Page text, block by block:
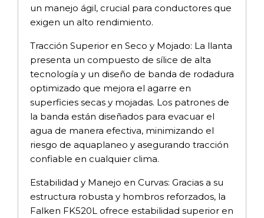
un manejo ágil, crucial para conductores que
exigen un alto rendimiento.
Tracción Superior en Seco y Mojado: La llanta
presenta un compuesto de sílice de alta
tecnología y un diseño de banda de rodadura
optimizado que mejora el agarre en
superficies secas y mojadas. Los patrones de
la banda están diseñados para evacuar el
agua de manera efectiva, minimizando el
riesgo de aquaplaneo y asegurando tracción
confiable en cualquier clima.
Estabilidad y Manejo en Curvas: Gracias a su
estructura robusta y hombros reforzados, la
Falken FK520L ofrece estabilidad superior en